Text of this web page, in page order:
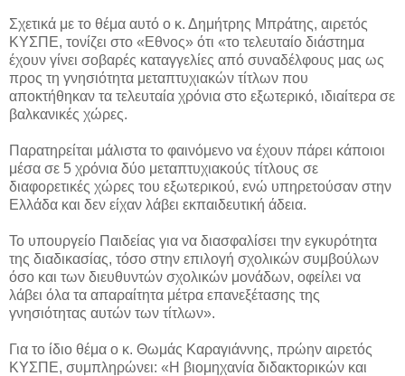
Σχετικά με το θέμα αυτό ο κ. Δημήτρης Μπράτης, αιρετός
ΚΥΣΠΕ, τονίζει στο «Εθνος» ότι «το τελευταίο διάστημα
έχουν γίνει σοβαρές καταγγελίες από συναδέλφους μας ως
προς τη γνησιότητα μεταπτυχιακών τίτλων που
αποκτήθηκαν τα τελευταία χρόνια στο εξωτερικό, ιδιαίτερα σε
βαλκανικές χώρες.
Παρατηρείται μάλιστα το φαινόμενο να έχουν πάρει κάποιοι
μέσα σε 5 χρόνια δύο μεταπτυχιακούς τίτλους σε
διαφορετικές χώρες του εξωτερικού, ενώ υπηρετούσαν στην
Ελλάδα και δεν είχαν λάβει εκπαιδευτική άδεια.
Το υπουργείο Παιδείας για να διασφαλίσει την εγκυρότητα
της διαδικασίας, τόσο στην επιλογή σχολικών συμβούλων
όσο και των διευθυντών σχολικών μονάδων, οφείλει να
λάβει όλα τα απαραίτητα μέτρα επανεξέτασης της
γνησιότητας αυτών των τίτλων».
Για το ίδιο θέμα ο κ. Θωμάς Καραγιάννης, πρώην αιρετός
ΚΥΣΠΕ, συμπληρώνει: «Η βιομηχανία διδακτορικών και